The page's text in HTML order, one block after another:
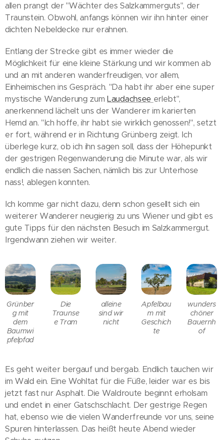
allen prangt der "Wächter des Salzkammerguts", der
Traunstein. Obwohl, anfangs können wir ihn hinter einer
dichten Nebeldecke nur erahnen.
Entlang der Strecke gibt es immer wieder die
Möglichkeit für eine kleine Stärkung und wir kommen ab
und an mit anderen wanderfreudigen, vor allem,
Einheimischen ins Gespräch. "Da habt ihr aber eine super
mystische Wanderung zumLaudachsee erlebt",
anerkennend lächelt uns der Wanderer im karierten
Hemd an. "Ich hoffe, ihr habt sie wirklich genossen!", setzt
er fort, während er in Richtung Grünberg zeigt. Ich
überlege kurz, ob ich ihn sagen soll, dass der Höhepunkt
der gestrigen Regenwanderung die Minute war, als wir
endlich die nassen Sachen, nämlich bis zur Unterhose
nass!, ablegen konnten.
Ich komme gar nicht dazu, denn schon gesellt sich ein
weiterer Wanderer neugierig zu uns Wiener und gibt es
gute Tipps für den nächsten Besuch im Salzkammergut.
Irgendwann ziehen wir weiter.
Grünber
g mit
dem
Baumwi
pfelpfad
Die
Traunse
e Tram
alleine
sind wir
nicht
Apfelbau
m mit
Geschich
te
wunders
chöner
Bauernh
of
Es geht weiter bergauf und bergab. Endlich tauchen wir
im Wald ein. Eine Wohltat für die Füße, leider war es bis
jetzt fast nur Asphalt. Die Waldroute beginnt erholsam
und endet in einer Gatschschlacht. Der gestrige Regen
hat, ebenso wie die vielen Wanderfreunde vor uns, seine
Spuren hinterlassen. Das heißt heute Abend wieder